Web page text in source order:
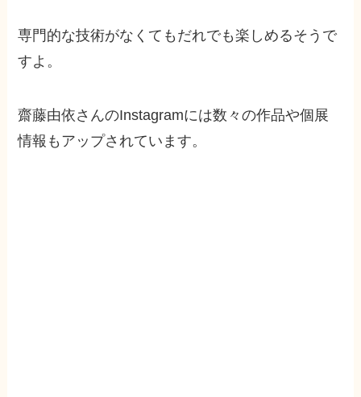
専門的な技術がなくてもだれでも楽しめるそうで
すよ。
齋藤由依さんのInstagramには数々の作品や個展
情報もアップされています。